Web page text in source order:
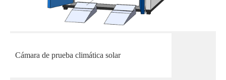
Cámara de prueba climática solar